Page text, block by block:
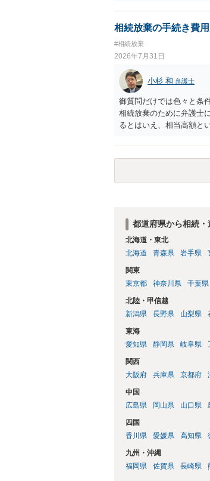
１回期日は出席する必要
す。 質問３について 弁
考まで。
相続放棄の手続き費
#相続放棄
2026年7月31日
小杉 和 弁護士
御質問だけでは色々と条
相続放棄のために弁護士
るとはいえ、相当高額と
おいてください。 話を元
法テラスに御連絡なさっ
でやってくれるはずです
なる）ようですので、比
価な手数料でのお仕事に
所に聞いて（相見積もり
さんの御希望をかなえる
くもないとは思います。
サイトから用紙を取得す
理通知書を待つという流
都道府県から相続
北海道・東北
北海道
青森県 岩手県
関東
東京都
神奈川県 千葉県
北陸・甲信越
新潟県
長野県 山梨県
東海
愛知県
静岡県 岐阜県
関西
大阪府
兵庫県 京都府
中国
広島県
岡山県 山口県
四国
香川県
愛媛県 高知県
九州・沖縄
福岡県
佐賀県 長崎県